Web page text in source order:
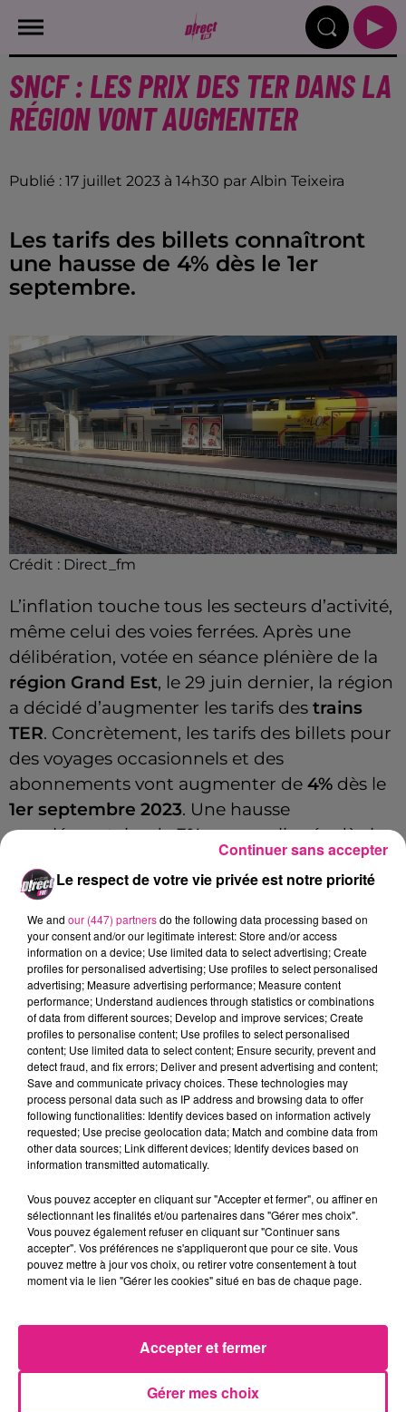
SNCF : LES PRIX DES TER DANS LA
RÉGION VONT AUGMENTER
Publié : 17 juillet 2023 à 14h30 par Albin Teixeira
Les tarifs des billets connaîtront
une hausse de 4% dès le 1er
septembre.
Crédit : Direct_fm
L’inflation touche tous les secteurs d’activité,
même celui des voies ferrées. Après une
délibération, votée en séance plénière de la
région Grand Est, le 29 juin dernier, la région
a décidé d’augmenter les tarifs des trains
TER. Concrètement, les tarifs des billets pour
des voyages occasionnels et des
abonnements vont augmenter de 4% dès le
1er septembre 2023. Une hausse
supplémentaire de3%sera appliquée dès le
. Cette montée des prix est
due à la mise en place d'un « bouclier
tarifaire » pour le réseau de transport, selon
le communiqué de la région.
Une bonne nouvelle persiste cependant, le
conseil régional assure maintenir un « tarif
promotionnel » avec des prix situés entre
et20€selon les trajets.
FIL ACTUS
7 août 2026
Lorraine : une journée pas comme les autres au Parc animalier de...
6 août 2026
Metz : une distribution de lunette gratuite pour voir l’éclipse
5 août 2026
Casting de Woof : l'Euro-Métropole de Metz part à la recherche de...
4 août 2026
Officiel : Gauthier Hein quitte le FC Metz pour l'OGC Nice
Eclipse Solaire du 12 août : où voir ce phénomène en Lorraine ?
Chalets de Noël solidaires : la ville de Metz lance un appel à...
Le respect de votre vie privée est notre priorité
We and our (447) partnersdo the following data processing based on
your consent and/or our legitimate interest: Store and/or access
information on a device; Use limited data to select advertising; Create
profiles for personalised advertising; Use profiles to select personalised
advertising; Measure advertising performance; Measure content
performance; Understand audiences through statistics or combinations
of data from different sources; Develop and improve services; Create
profiles to personalise content; Use profiles to select personalised
content; Use limited data to select content; Ensure security, prevent and
detect fraud, and fix errors; Deliver and present advertising and content;
Save and communicate privacy choices. These technologies may
process personal data such as IP address and browsing data to offer
following functionalities: Identify devices based on information actively
requested; Use precise geolocation data; Match and combine data from
other data sources; Link different devices; Identify devices based on
information transmitted automatically.
Vous pouvez accepter en cliquant sur "Accepter et fermer", ou affiner en
sélectionnant les finalités et/ou partenaires dans "Gérer mes choix".
Vous pouvez également refuser en cliquant sur "Continuer sans
accepter". Vos préférences ne s'appliqueront que pour ce site. Vous
pouvez mettre à jour vos choix, ou retirer votre consentement à tout
moment via le lien "Gérer les cookies" situé en bas de chaque page.
Gérer mes choix
Accepter et fermer
Continuer sans accepter